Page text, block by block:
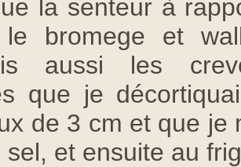
la senteur à
le bromege et
aussi les
que je
de 3 cm et que je
sel, et ensuite au